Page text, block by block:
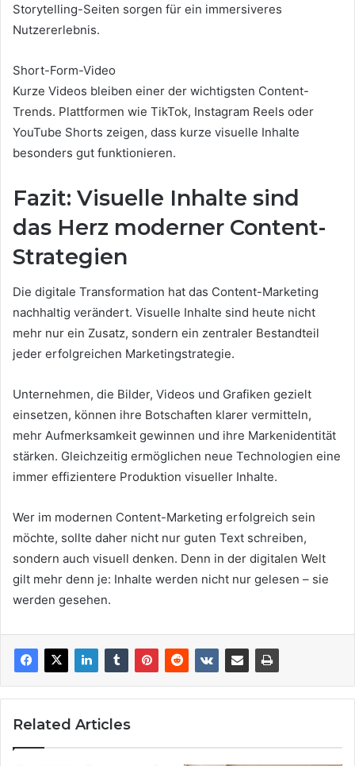
Storytelling-Seiten sorgen für ein immersiveres
Nutzererlebnis.
Short-Form-Video
Kurze Videos bleiben einer der wichtigsten Content-
Trends. Plattformen wie TikTok, Instagram Reels oder
YouTube Shorts zeigen, dass kurze visuelle Inhalte
besonders gut funktionieren.
Fazit: Visuelle Inhalte sind
das Herz moderner Content-
Strategien
Die digitale Transformation hat das Content-Marketing
nachhaltig verändert. Visuelle Inhalte sind heute nicht
mehr nur ein Zusatz, sondern ein zentraler Bestandteil
jeder erfolgreichen Marketingstrategie.
Unternehmen, die Bilder, Videos und Grafiken gezielt
einsetzen, können ihre Botschaften klarer vermitteln,
mehr Aufmerksamkeit gewinnen und ihre Markenidentität
stärken. Gleichzeitig ermöglichen neue Technologien eine
immer effizientere Produktion visueller Inhalte.
Wer im modernen Content-Marketing erfolgreich sein
möchte, sollte daher nicht nur guten Text schreiben,
sondern auch visuell denken. Denn in der digitalen Welt
gilt mehr denn je: Inhalte werden nicht nur gelesen – sie
werden gesehen.
Related Articles